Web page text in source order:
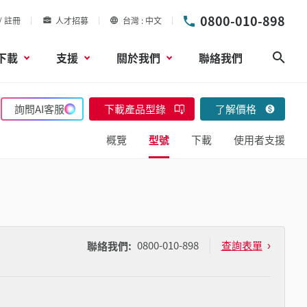
註冊 人才招募 台灣 中文 0800-010-898
載 支援 關於我們 聯絡我們
詢問AI客服 下載產品型錄 了解價格
概覽 型號 下載 使用者支援
聯絡我們: 0800-010-898 查詢表單